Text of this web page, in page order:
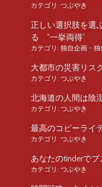
カテゴリ: つぶやき
正しい選択肢を選
る “一挙両得”
カテゴリ: 独自企画・
大都市の災害リス
カテゴリ: つぶやき
北海道の人間は陰
カテゴリ: つぶやき
最高のコピーライ
カテゴリ: つぶやき
あなたのtinderで
カテゴリ: つぶやき